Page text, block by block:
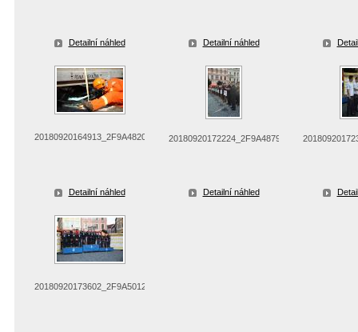
Detailní náhled Detailní náhled
20180920164913_2F9A4820
Detailní náhled
20180920172224_2F9A4879
Detailní náhled
20180920173602_2F9A5012